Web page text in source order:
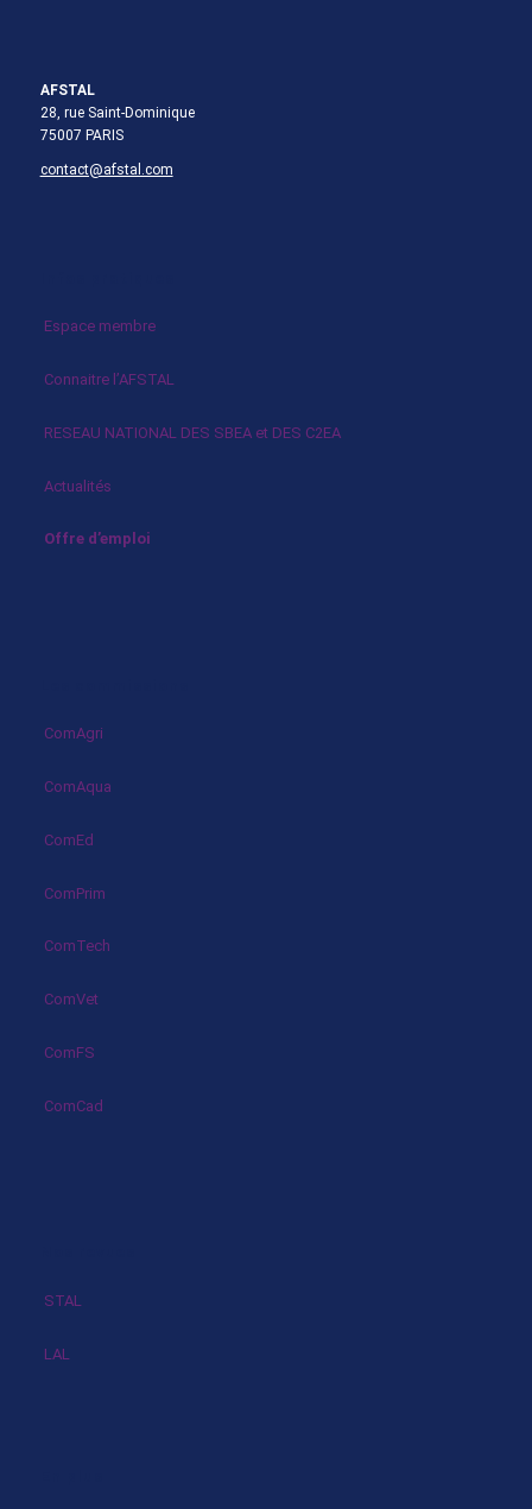
AFSTAL
28, rue Saint-Dominique
75007 PARIS
contact@afstal.com
Espace membre
Connaitre l’AFSTAL
RESEAU NATIONAL DES SBEA et DES C2EA
Actualités
Offre d’emploi
ComAgri
ComAqua
ComEd
ComPrim
ComTech
ComVet
ComFS
ComCad
STAL
LAL